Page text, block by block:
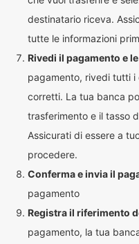
destinatario riceva.
tutte le informazioni
Rivedi il pagamento e
pagamento, rivedi tutti
corretti. La tua banca
trasferimento e il tasso
Assicurati di essere a
procedere.
Conferma e invia il
pagamento
Registra il riferimento
pagamento, la tua